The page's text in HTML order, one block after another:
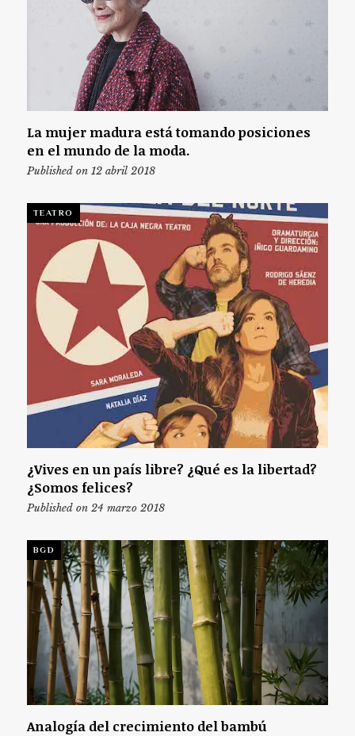
La mujer madura está tomando posiciones
en el mundo de la moda.
Published on 12 abril 2018
TEATRO
¿Vives en un país libre? ¿Qué es la libertad?
¿Somos felices?
Published on 24 marzo 2018
BGD
Analogía del crecimiento del bambú